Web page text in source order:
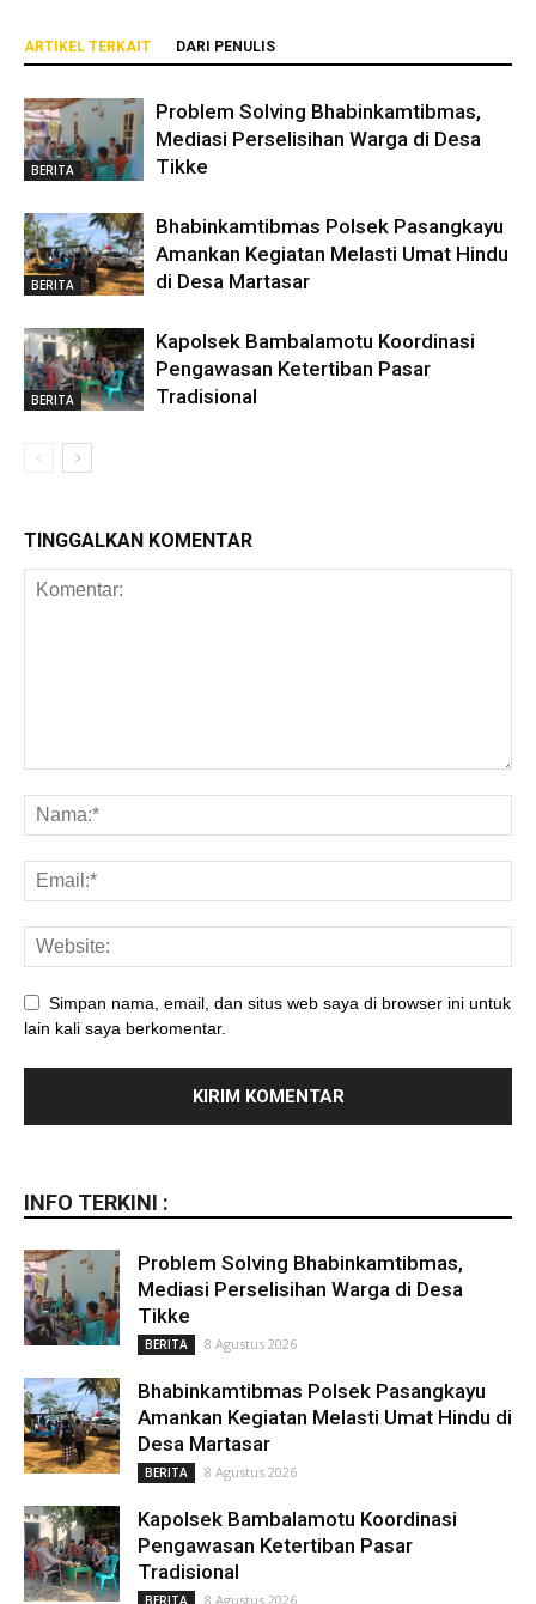
ARTIKEL TERKAIT DARI PENULIS
BERITA
Problem Solving Bhabinkamtibmas,
Mediasi Perselisihan Warga di Desa
Tikke
BERITA
Bhabinkamtibmas Polsek Pasangkayu
Amankan Kegiatan Melasti Umat Hindu
di Desa Martasar
BERITA
Kapolsek Bambalamotu Koordinasi
Pengawasan Ketertiban Pasar
Tradisional
TINGGALKAN KOMENTAR
Simpan nama, email, dan situs web saya di browser ini untuk
lain kali saya berkomentar.
INFO TERKINI :
Problem Solving Bhabinkamtibmas,
Mediasi Perselisihan Warga di Desa
Tikke
BERITA 8 Agustus 2026
Bhabinkamtibmas Polsek Pasangkayu
Amankan Kegiatan Melasti Umat Hindu di
Desa Martasar
BERITA 8 Agustus 2026
Kapolsek Bambalamotu Koordinasi
Pengawasan Ketertiban Pasar
Tradisional
BERITA 8 Agustus 2026